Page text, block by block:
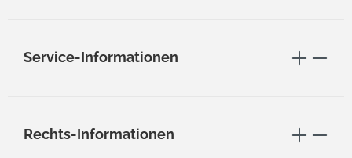
Service-Informationen
Rechts-Informationen